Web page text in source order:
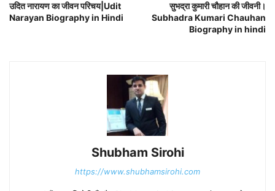
उदित नारायण का जीवन परिचय|Udit
Narayan Biography in Hindi
सुभद्रा कुमारी चौहान की जीवनी।
Subhadra Kumari Chauhan
Biography in hindi
Shubham Sirohi
https://www.shubhamsirohi.com